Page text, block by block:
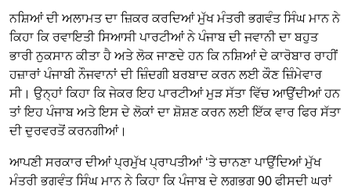
ਨਸ਼ਿਆਂ ਦੀ ਅਲਾਮਤ ਦਾ ਜ਼ਿਕਰ ਕਰਦਿਆਂ ਮੁੱਖ ਮੰਤਰੀ ਭਗਵੰਤ ਸਿੰਘ ਮਾਨ ਨੇ
ਕਿਹਾ ਕਿ ਰਵਾਇਤੀ ਸਿਆਸੀ ਪਾਰਟੀਆਂ ਨੇ ਪੰਜਾਬ ਦੀ ਜਵਾਨੀ ਦਾ ਬਹੁਤ
ਭਾਰੀ ਨੁਕਸਾਨ ਕੀਤਾ ਹੈ ਅਤੇ ਲੋਕ ਜਾਣਦੇ ਹਨ ਕਿ ਨਸ਼ਿਆਂ ਦੇ ਕਾਰੋਬਾਰ ਰਾਹੀਂ
ਹਜ਼ਾਰਾਂ ਪੰਜਾਬੀ ਨੌਜਵਾਨਾਂ ਦੀ ਜ਼ਿੰਦਗੀ ਬਰਬਾਦ ਕਰਨ ਲਈ ਕੌਣ ਜ਼ਿੰਮੇਵਾਰ
ਸੀ। ਉਨ੍ਹਾਂ ਕਿਹਾ ਕਿ ਜੇਕਰ ਇਹ ਪਾਰਟੀਆਂ ਮੁੜ ਸੱਤਾ ਵਿੱਚ ਆਉਂਦੀਆਂ ਹਨ
ਤਾਂ ਇਹ ਪੰਜਾਬ ਅਤੇ ਇਸ ਦੇ ਲੋਕਾਂ ਦਾ ਸ਼ੋਸ਼ਣ ਕਰਨ ਲਈ ਇੱਕ ਵਾਰ ਫਿਰ ਸੱਤਾ
ਦੀ ਦੁਰਵਰਤੋਂ ਕਰਨਗੀਆਂ।
ਆਪਣੀ ਸਰਕਾਰ ਦੀਆਂ ਪ੍ਰਮੁੱਖ ਪ੍ਰਾਪਤੀਆਂ ‘ਤੇ ਚਾਨਣਾ ਪਾਉਂਦਿਆਂ ਮੁੱਖ
ਮੰਤਰੀ ਭਗਵੰਤ ਸਿੰਘ ਮਾਨ ਨੇ ਕਿਹਾ ਕਿ ਪੰਜਾਬ ਦੇ ਲਗਭਗ 90 ਫੀਸਦੀ ਘਰਾਂ